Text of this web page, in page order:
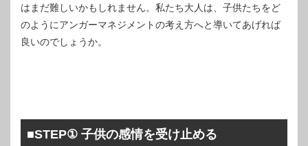
はまだ難しいかもしれません。私たち大人は、子供たちをど
のようにアンガーマネジメントの考え方へと導いてあげれば
良いのでしょうか。
■STEP① 子供の感情を受け止める